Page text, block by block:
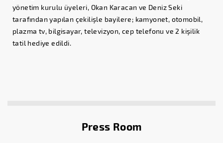
yönetim kurulu üyeleri, Okan Karacan ve Deniz Seki
tarafından yapılan çekilişle bayilere; kamyonet, otomobil,
plazma tv, bilgisayar, televizyon, cep telefonu ve 2 kişilik
tatil hediye edildi.
Press Room